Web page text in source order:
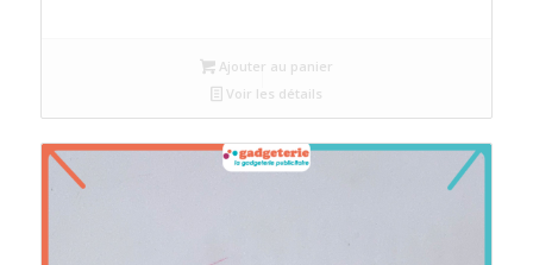
Ajouter au panier
Voir les détails